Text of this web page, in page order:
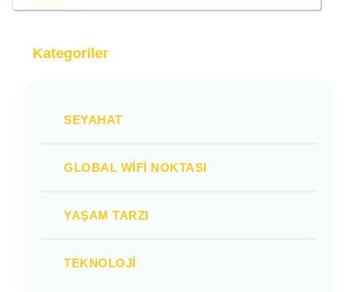
Kategoriler
SEYAHAT
GLOBAL WIFI NOKTASI
YAŞAM TARZI
TEKNOLOJI